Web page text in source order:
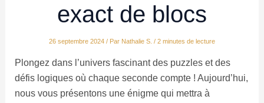
exact de blocs
26 septembre 2024 / Par Nathalie S. / 2 minutes de lecture
Plongez dans l’univers fascinant des puzzles et des
défis logiques où chaque seconde compte ! Aujourd’hui,
nous vous présentons une énigme qui mettra à